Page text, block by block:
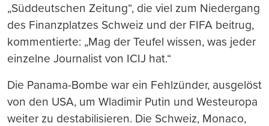
„Süddeutschen Zeitung“, die viel zum Niedergang
des Finanzplatzes Schweiz und der FIFA beitrug,
kommentierte: „Mag der Teufel wissen, was jeder
einzelne Journalist von ICIJ hat.“
Die Panama-Bombe war ein Fehlzünder, ausgelöst
von den USA, um Wladimir Putin und Westeuropa
weiter zu destabilisieren. Die Schweiz, Monaco,